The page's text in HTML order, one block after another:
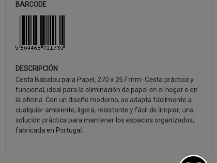
BARCODE
DESCRIPCIÓN
Cesta Babalou para Papel, 270 x 267 mm- Cesta práctica y
funcional, ideal para la eliminación de papel en el hogar o en
la oficina. Con un diseño moderno, se adapta fácilmente a
cualquier ambiente; ligera, resistente y fácil de limpiar; una
solución práctica para mantener los espacios organizados;
fabricada en Portugal.